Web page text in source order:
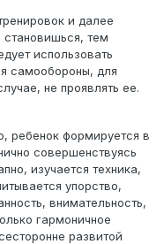
и далее
становишься, тем
использовать
самообороны, для
не проявлять ее.
ребенок формируется в
совершенствуясь
изучается техника,
упорство,
внимательность,
гармоничное
развитой